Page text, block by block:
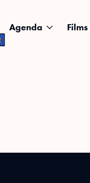
Agenda Films